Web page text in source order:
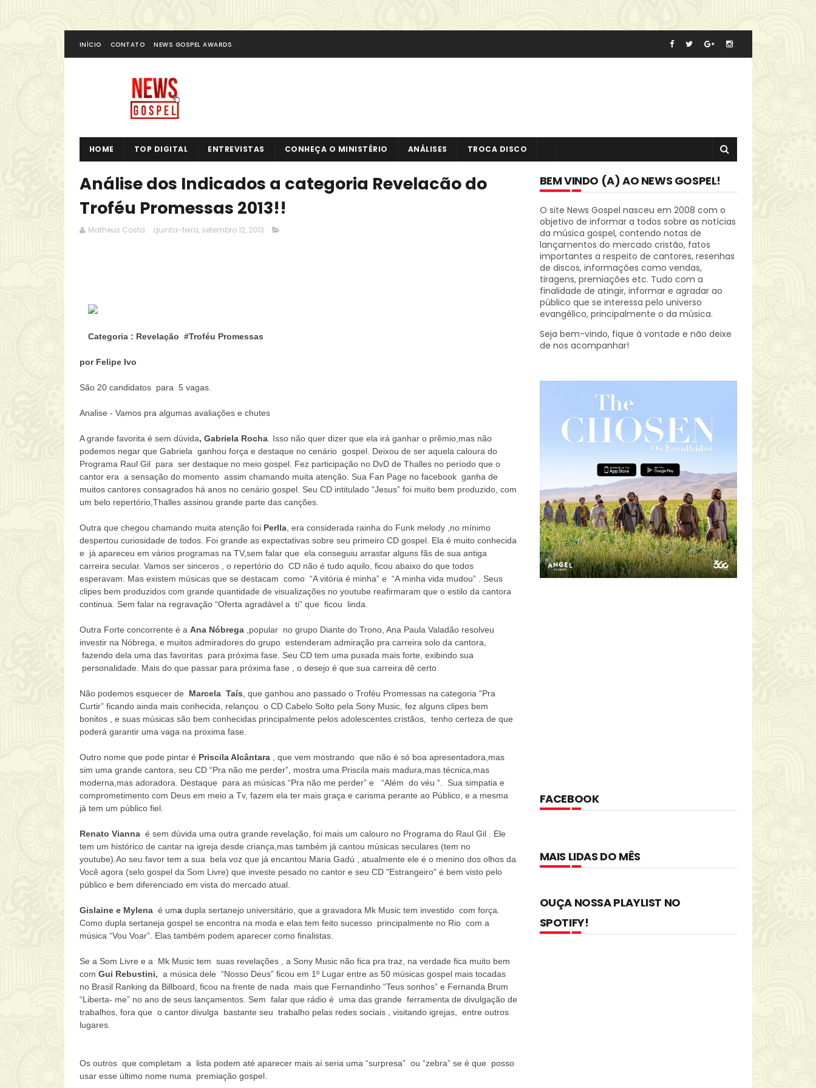
INÍCIO CONTATO NEWS GOSPEL AWARDS
HOME TOP DIGITAL ENTREVISTAS CONHEÇA O MINISTÉRIO ANÁLISES TROCA DISCO
Análise dos Indicados a categoria Revelacão do
Troféu Promessas 2013!!
Matheus Costa quinta-feira, setembro 12, 2013
Categoria : Revelação #Troféu Promessas
por Felipe Ivo
São 20 candidatos para 5 vagas.
Analise - Vamos pra algumas avaliações e chutes
A grande favorita é sem dúvida, Gabriela Rocha. Isso não quer dizer que ela irá ganhar o prêmio,mas não
podemos negar que Gabriela ganhou força e destaque no cenário gospel. Deixou de ser aquela caloura do
Programa Raul Gil para ser destaque no meio gospel. Fez participação no DvD de Thalles no período que o
cantor era a sensação do momento assim chamando muita atenção. Sua Fan Page no facebook ganha de
muitos cantores consagrados há anos no cenário gospel. Seu CD intitulado “Jesus” foi muito bem produzido, com
um belo repertório,Thalles assinou grande parte das canções.
Outra que chegou chamando muita atenção foi Perlla, era considerada rainha do Funk melody ,no mínimo
despertou curiosidade de todos. Foi grande as expectativas sobre seu primeiro CD gospel. Ela é muito conhecida
e já apareceu em vários programas na TV,sem falar que ela conseguiu arrastar alguns fãs de sua antiga
carreira secular. Vamos ser sinceros , o repertório do CD não é tudo aquilo, ficou abaixo do que todos
esperavam. Mas existem músicas que se destacam como “A vitória é minha” e “A minha vida mudou” . Seus
clipes bem produzidos com grande quantidade de visualizações no youtube reafirmaram que o estilo da cantora
continua. Sem falar na regravação “Oferta agradável a ti” que ficou linda.
Outra Forte concorrente é a Ana Nóbrega,popular no grupo Diante do Trono, Ana Paula Valadão resolveu
investir na Nóbrega, e muitos admiradores do grupo estenderam admiração pra carreira solo da cantora,
fazendo dela uma das favoritas para próxima fase. Seu CD tem uma puxada mais forte, exibindo sua
personalidade. Mais do que passar para próxima fase , o desejo é que sua carreira dê certo.
Não podemos esquecer de Marcela Taís , que ganhou ano passado o Troféu Promessas na categoria “Pra
Curtir” ficando ainda mais conhecida, relançou o CD Cabelo Solto pela Sony Music, fez alguns clipes bem
bonitos , e suas músicas são bem conhecidas principalmente pelos adolescentes cristãos, tenho certeza de que
poderá garantir uma vaga na proxima fase.
Outro nome que pode pintar é Priscila Alcântara
, que vem mostrando que não é só boa apresentadora,mas
sim uma grande cantora, seu CD “Pra não me perder”, mostra uma Priscila mais madura,mas técnica,mas
moderna,mas adoradora. Destaque para as músicas “Pra não me perder” e “Além do véu “. Sua simpatia e
comprometimento com Deus em meio a Tv, fazem ela ter mais graça e carisma perante ao Público, e a mesma
já tem um público fiel.
Renato Viannaé sem dúvida uma outra grande revelação, foi mais um calouro no Programa do Raul Gil . Ele
tem um histórico de cantar na igreja desde criança,mas também já cantou músicas seculares (tem no
youtube).Ao seu favor tem a sua bela voz que já encantou Maria Gadú , atualmente ele é o menino dos olhos da
Você agora (selo gospel da Som Livre) que investe pesado no cantor e seu CD "Estrangeiro" é bem visto pelo
público e bem diferenciado em vista do mercado atual.
Gislaine e Mylena é uma dupla sertanejo universitário, que a gravadora Mk Music tem investido com força.
Como dupla sertaneja gospel se encontra na moda e elas tem feito sucesso principalmente no Rio com a
música “Vou Voar”. Elas também podem aparecer como finalistas.
Se a Som Livre e a Mk Music tem suas revelações , a Sony Music não fica pra traz, na verdade fica muito bem
com Gui Rebustini, a música dele “Nosso Deus” ficou em 1º Lugar entre as 50 músicas gospel mais tocadas
no Brasil Ranking da Billboard, ficou na frente de nada mais que Fernandinho “Teus sonhos” e Fernanda Brum
“Liberta- me” no ano de seus lançamentos. Sem falar que rádio é uma das grande ferramenta de divulgação de
trabalhos, fora que o cantor divulga bastante seu trabalho pelas redes sociais , visitando igrejas, entre outros
lugares.
Os outros que completam a lista podem até aparecer mais aí seria uma “surpresa” ou “zebra” se é que posso
usar esse último nome numa premiação gospel.
BEM VINDO (A) AO NEWS GOSPEL!
O site News Gospel nasceu em 2008 com o
objetivo de informar a todos sobre as notícias
da música gospel, contendo notas de
lançamentos do mercado cristão, fatos
importantes a respeito de cantores, resenhas
de discos, informações como vendas,
tiragens, premiações etc. Tudo com a
finalidade de atingir, informar e agradar ao
público que se interessa pelo universo
evangélico, principalmente o da música.
Seja bem-vindo, fique à vontade e não deixe
de nos acompanhar!
FACEBOOK
MAIS LIDAS DO MÊS
OUÇA NOSSA PLAYLIST NO
SPOTIFY!